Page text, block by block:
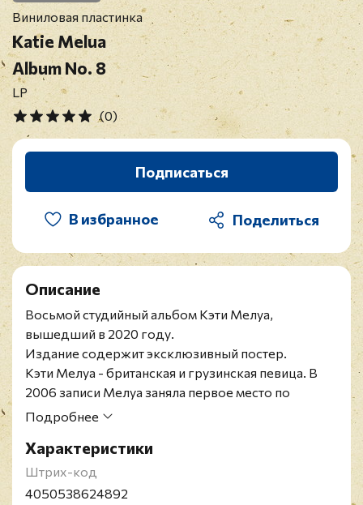
Виниловая пластинка
Katie Melua
Album No. 8
LP
(0)
Подписаться
В избранное
Описание
Восьмой студийный альбом Кэти Мелуа,
вышедший в 2020 году.
Издание содержит эксклюзивный постер.
Кэти Мелуа - британская и грузинская певица. В
2006 записи Мелуа заняла первое место по
продажам в категории артистов-женщин как в
Мелуа приняла участие в юбилейном концерте по
случаю 60-летия коронации Елизаветы II. 2
октября 2006 года Мелуа вошла в Книгу
Подробнее
Характеристики
Штрих-код
4050538624892